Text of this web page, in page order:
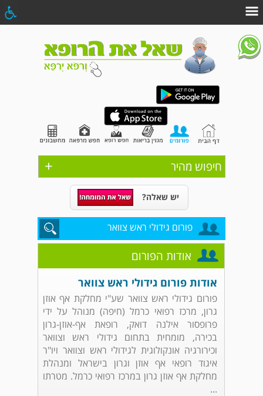
+ חיפוש מהיר
יש שאלה?
פורום גידולי ראש צוואר
אודות הפורום
אודות פורום גידולי ראש צוואר
פורום גידולי ראש צוואר שע"י מחלקת אף אוזן
גרון, מרכז רפואי כרמל (חיפה) מנוהל על ידי
פרופסור אילנה דואק, רופאת אף-אוזן-גרון
בכירה, מומחית בתחום גידולי ראש וצוואר
וכירורגיה אונקולוגית לגידולי ראש וצוואר ויו"ר
איגוד רופאי אף אוזן וגרון בישראל ומנהלת
מחלקת אף אוזן גרון במרכז רפואי כרמל. מטרתו
...